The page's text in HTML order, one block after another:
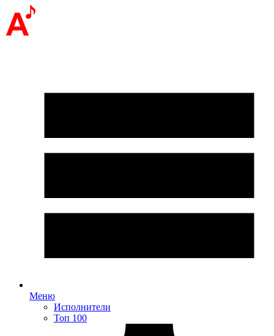
Меню
Исполнители
Топ 100